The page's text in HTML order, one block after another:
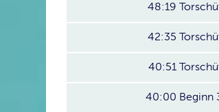
48:19
42:35
40:51
40:00 Beginn